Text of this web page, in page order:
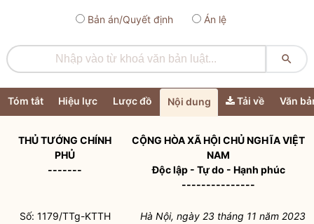
Bản án/Quyết định Án lệ

Tóm tắt Hiệu lực Lược đồ Nội dung Tải về Văn
THỦ TƯỚNG CHÍNH
PHỦ
-------
CỘNG HÒA XÃ HỘI CHỦ NGHĨA VIỆT
NAM
Độc lập - Tự do - Hạnh phúc
---------------
Số: 1179/TTg-KTTH
Hà Nội, ngày 23 tháng 11 năm 2023